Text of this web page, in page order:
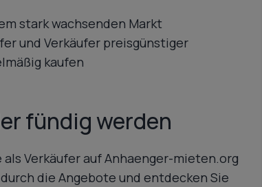
stark wachsenden Markt
und Verkäufer preisgünstiger
kaufen
fündig werden
Verkäufer auf Anhaenger-mieten.org
die Angebote und entdecken Sie